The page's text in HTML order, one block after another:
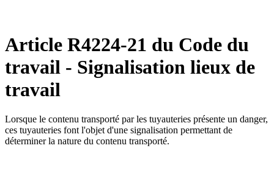
Article R4224-21 du Code du
travail - Signalisation lieux de
travail
Lorsque le contenu transporté par les tuyauteries présente un danger,
ces tuyauteries font l'objet d'une signalisation permettant de
déterminer la nature du contenu transporté.